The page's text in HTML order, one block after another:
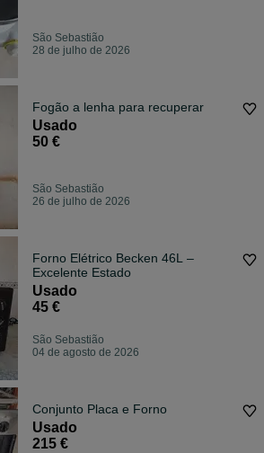
São Sebastião
28 de julho de 2026
Fogão a lenha para recuperar
Usado
50 €
São Sebastião
26 de julho de 2026
Forno Elétrico Becken 46L –
Excelente Estado
Usado
45 €
São Sebastião
04 de agosto de 2026
Conjunto Placa e Forno
Usado
215 €